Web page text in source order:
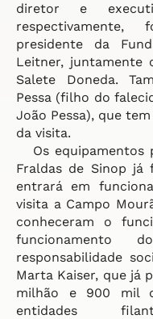
diretor e
respectivamente,
presidente da
Leitner, juntamente
Salete Doneda.
Pessa (filho do
João Pessa), que
da visita.
Os equipamentos
Fraldas de Sinop já
entrará em
visita a Campo
conheceram o
funcionamento
responsabilidade
Marta Kaiser, que já
milhão e 900 mil
entidades